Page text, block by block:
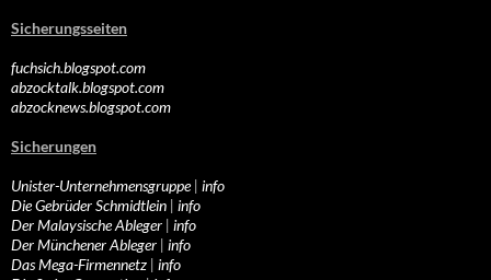
Sicherungsseiten
fuchsich.blogspot.com
abzocktalk.blogspot.com
abzocknews.blogspot.com
Sicherungen
Unister-Unternehmensgruppe| info
Die Gebrüder Schmidtlein | info
Der Malaysische Ableger | info
Der Münchener Ableger | info
Das Mega-Firmennetz | info